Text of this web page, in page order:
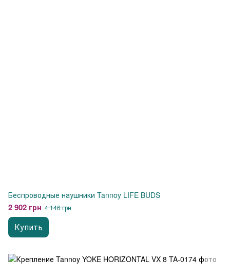
Беспроводные наушники Tannoy LIFE BUDS
2 902 грн 4 146 грн
Купить